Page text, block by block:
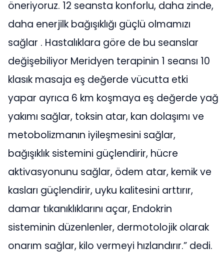
öneriyoruz. 12 seansta konforlu, daha zinde,
daha enerjilk bağışıklığı güçlü olmamızı
sağlar . Hastalıklara göre de bu seanslar
değişebiliyor Meridyen terapinin 1 seansı 10
klasık masaja eş değerde vücutta etki
yapar ayrıca 6 km koşmaya eş değerde yağ
yakımı sağlar, toksin atar, kan dolaşımı ve
metobolizmanın iyileşmesini sağlar,
bağışıklık sistemini güçlendirir, hücre
aktivasyonunu sağlar, ödem atar, kemik ve
kasları güçlendirir, uyku kalitesini arttırır,
damar tıkanıklıklarını açar, Endokrin
sisteminin düzenlenler, dermotolojik olarak
onarım sağlar, kilo vermeyi hızlandırır.” dedi.